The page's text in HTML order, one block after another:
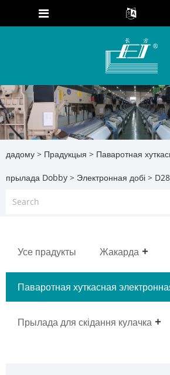
дадому > Прадукцыя > Паваротная
прылада Dobby > Электронная добі >
Усе прадукты Жакарда
Паваротная хуткасная
Dobby
Прылада для скідання кулачка